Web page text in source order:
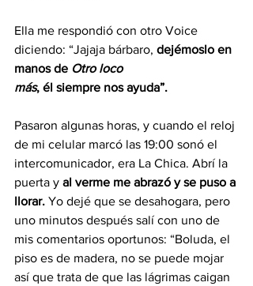
Ella me respondió con otro Voice
diciendo: “Jajaja bárbaro, dejémoslo en
manos de Otro loco
más, él siempre nos ayuda”.
Pasaron algunas horas, y cuando el reloj
de mi celular marcó las 19:00 sonó el
intercomunicador, era La Chica. Abrí la
puerta y al verme me abrazó y se puso a
llorar. Yo dejé que se desahogara, pero
uno minutos después salí con uno de
mis comentarios oportunos: “Boluda, el
piso es de madera, no se puede mojar
así que trata de que las lágrimas caigan